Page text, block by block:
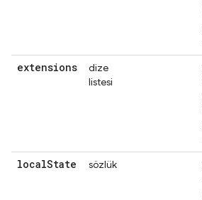
extensions
dize
listesi
localState sözlük